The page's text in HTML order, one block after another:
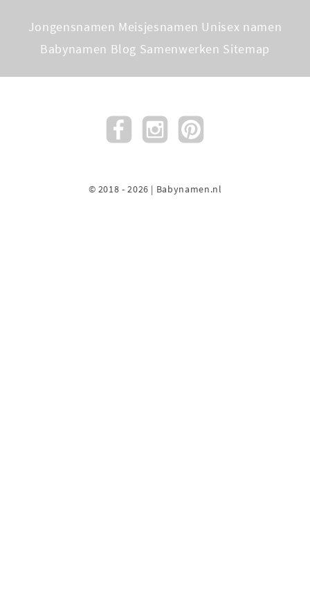
Jongensnamen Meisjesnamen Unisex namen
Babynamen Blog Samenwerken Sitemap
© 2018 - 2026 | Babynamen.nl